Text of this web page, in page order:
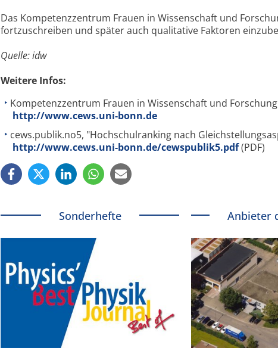
Das Kompetenzzentrum Frauen in Wissenschaft und
fortzuschreiben und später auch qualitative Faktoren
Quelle: idw
Weitere Infos:
Kompetenzzentrum Frauen in Wissenschaft und
http://www.cews.uni-bonn.de
cews.publik.no5, "Hochschulranking nach
http://www.cews.uni-bonn.de/cewspublik5.pdf(PDF)
Sonderhefte Anbieter